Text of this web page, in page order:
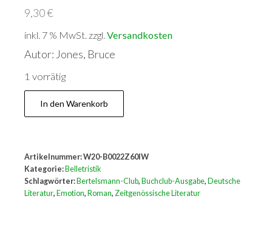
9,30€
inkl. 7 % MwSt. zzgl. Versandkosten
Autor: Jones, Bruce
1 vorrätig
Wut
:
In den Warenkorb
Artikelnummer:W20-B0022Z60IW
Kategorie: Belletristik
Schlagwörter: Bertelsmann-Club, Buchclub-Ausgabe, Deutsche
Literatur, Emotion, Roman, Zeitgenössische Literatur